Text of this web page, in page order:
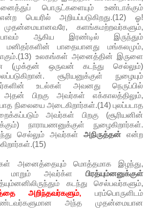
பொருட்களையும் உண்டாக்கும்
பெயரில் அறியப்படுகிறது.(12) ஓ!
முதன்மையானவரே, களங்கமற்றவர்களும்,
ஆகிய இரண்டில் இருந்தும்
மனிதர்களின் பாதையானது மங்கலமும்,
உலகங்கள் அனைத்தின் இருளை
(முக்தன் ஒருவன் கடந்து செல்லும்)
சூரியனுக்குள் நுழையும்
உடல்கள் அவனது நெருப்பில்
அதன் பிறகு அவர்கள் எக்காலத்திலும்,
நிலையை அடைகிறார்கள்.(14) புலப்படாத
அவர்கள் பிறகு (சூரியனின்
நாராயணனுக்குள் நுழைகிறார்கள்.
செல்லும் அவர்கள் அநிருத்தன் என்ற
அனைத்தையும் மொத்தமாக இழந்து,
மாறும் அவர்க்ள பிரத்யும்னனுக்குள்
கடந்து செல்பவர்களும்,
அறிந்தவர்களும், பரம்பொருளிடம்
அந்த முதன்மையான